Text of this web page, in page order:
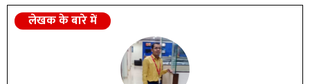
लेखक के बारे में